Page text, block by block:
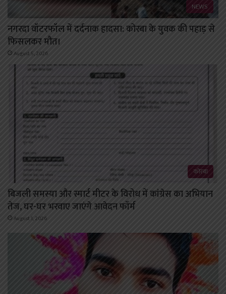
NEWS
नगरदा वॉटरफॉल में दर्दनाक हादसा: कोरबा के युवक की पहाड़ से
फिसलकर मौत।
August 5, 2026
कोरबा
बिजली समस्या और स्मार्ट मीटर के विरोध में कांग्रेस का अभियान
तेज, घर-घर भरवाए जाएंगे आवेदन फॉर्म
August 1, 2026